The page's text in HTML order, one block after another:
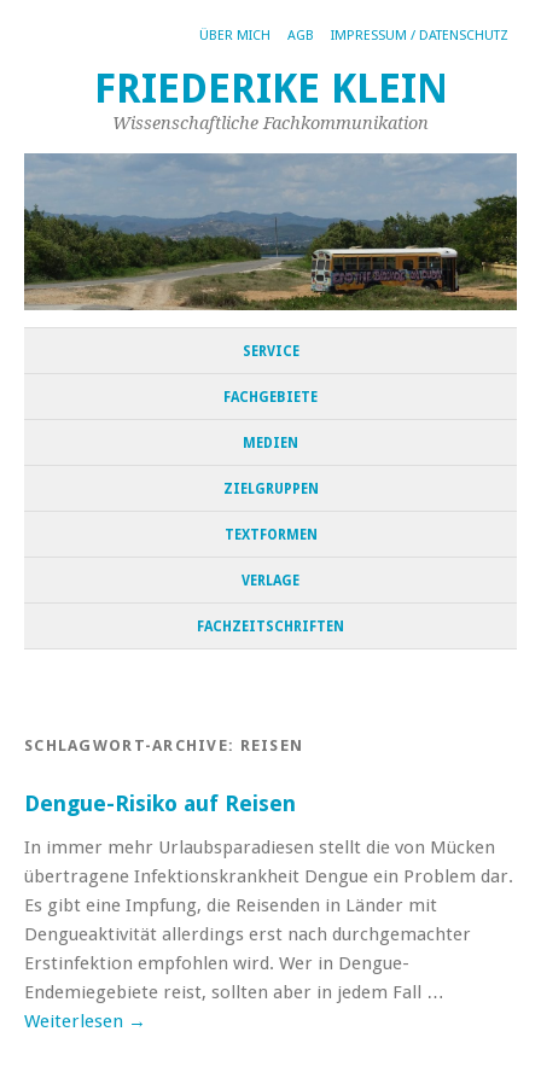
ÜBER MICH AGB IMPRESSUM / DATENSCHUTZ
FRIEDERIKE KLEIN
Wissenschaftliche Fachkommunikation
SERVICE
FACHGEBIETE
MEDIEN
ZIELGRUPPEN
TEXTFORMEN
VERLAGE
FACHZEITSCHRIFTEN
SCHLAGWORT-ARCHIVE: REISEN
Dengue-Risiko auf Reisen
In immer mehr Urlaubsparadiesen stellt die von Mücken
übertragene Infektionskrankheit Dengue ein Problem dar.
Es gibt eine Impfung, die Reisenden in Länder mit
Dengueaktivität allerdings erst nach durchgemachter
Erstinfektion empfohlen wird. Wer in Dengue-
Endemiegebiete reist, sollten aber in jedem Fall …
Weiterlesen →